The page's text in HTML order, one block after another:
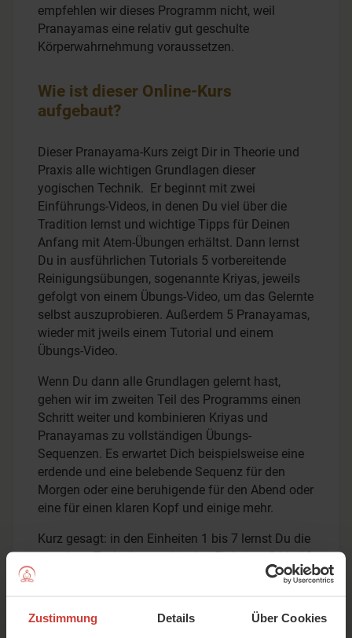
Zustimmung Details Über Cookies
empfehlen wir dieses Programm nicht, weil
Pranayamas eine relativ gut geschulte
Körperwahrnehmung voraussetzen.
Wie ist dieser Online-Kurs
aufgebaut?
Dieser Pranayama-Kurs zeigt Dir in Theorie und
Praxis alle wichtigen Grundlagen dieser
yogischen Technik. Er beginnt mit zwei
Einführungs-Videos, in denen Du viel über die
Tradition lernst und wichtige Tipps für Deinen
Anfang mit Atem-Übungen erhältst. Dann lernst
Du in ausführlichen Tutorials 5 vorbereitende
Reinigungsübungen, sogenannte Kriyas, jeweils
gefolgt von einem Übungs-Video, um das Gelernte
selbst auszuprobieren. Außerdem 5 Pranayamas,
wieder mit jweils einem Tutorial und einem
Übungs-Video.
Wenn Du dann alle Grundlagen gelernt hast,
gehen wir im zweiten Teil des Programms einen
Schritt weiter und kombinieren Kriyas und
Pranayamas zu vollständigen Übungs-
Sequenzen. Es erwartet Dich beispielsweise eine
erdende und eine belebende Sequenz für den
Morgen oder eine beruhigende für den Abend oder
eine für einen klaren Kopf und einige mehr.
Kurz gesagt: in den Einheiten 1 bis 7 lernst Du die
einzelnen Techniken und in den Einheiten 8 bis 13
werden diese angewendet. Den gesamten
Text unter Inhalte.